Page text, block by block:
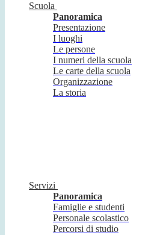
Scuola
Panoramica
Presentazione
I luoghi
Le persone
I numeri della scuola
Le carte della scuola
Organizzazione
La storia
Servizi
Panoramica
Famiglie e studenti
Personale scolastico
Percorsi di studio